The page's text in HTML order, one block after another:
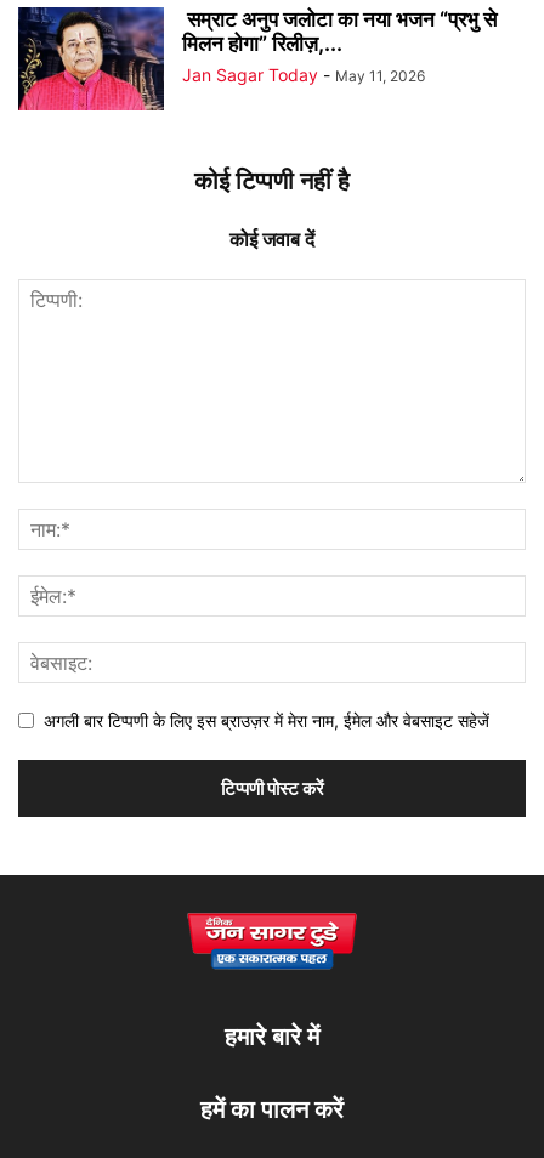
सम्राट अनुप जलोटा का नया भजन “प्रभु से
मिलन होगा” रिलीज़,...
Jan Sagar Today - May 11, 2026
कोई टिप्पणी नहीं है
कोई जवाब दें
अगली बार टिप्पणी के लिए इस ब्राउज़र में मेरा नाम, ईमेल और वेबसाइट सहेजें
हमारे बारे में
हमें का पालन करें